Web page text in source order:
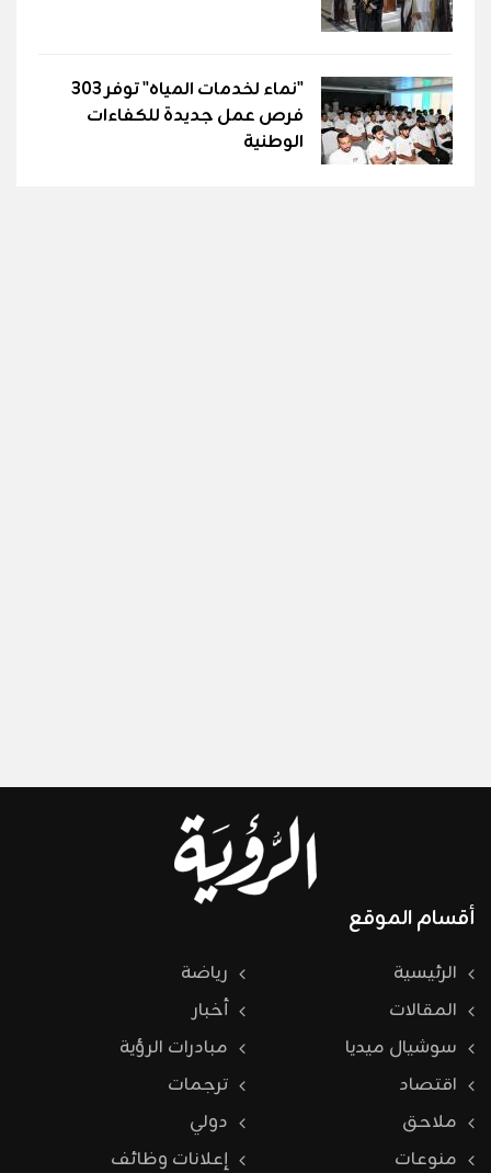
"نماء لخدمات المياه" توفر 303
فرص عمل جديدة للكفاءات
الوطنية
أقسام الموقع
الرئيسية
رياضة
المقالات
أخبار
سوشيال ميديا
مبادرات الرؤية
اقتصاد
ترجمات
ملاحق
دولي
منوعات
إعلانات وظائف